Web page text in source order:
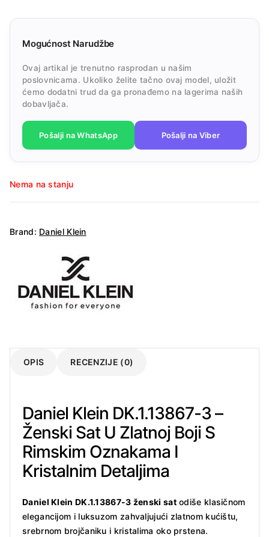
Mogućnost Narudžbe
Ovaj artikal je trenutno rasprodan u našim
poslovnicama. Ukoliko želite tačno ovaj model, uložit
ćemo dodatni trud da ga pronađemo na lagerima naših
dobavljača.
Pošalji na WhatsApp Pošalji na Viber
Nema na stanju
Brand: Daniel Klein
OPIS RECENZIJE (0)
Daniel Klein DK.1.13867-3 –
Ženski Sat U Zlatnoj Boji S
Rimskim Oznakama I
Kristalnim Detaljima
Daniel Klein DK.1.13867-3 ženski satodiše klasičnom
elegancijom i luksuzom zahvaljujući zlatnom kućištu,
srebrnom brojčaniku i kristalima oko prstena.